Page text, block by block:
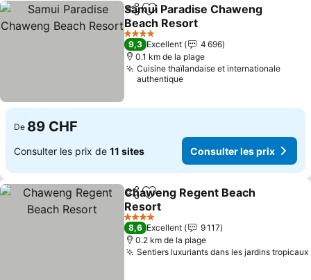
PartagerAjouter à mes favoris
Samui Paradise Chaweng
Beach Resort
Consulter les prix
4 Étoiles
9,3 Excellent
4 696
0.1 km de la plage
Cuisine thaïlandaise et internationale
authentique
De 89 CHF
Consulter les prix de 11 sites Consulter les prix
PartagerAjouter à mes favoris
Chaweng Regent Beach
Resort
Consulter les prix
4 Étoiles
8,6 Excellent
9 117
0.2 km de la plage
Sentiers luxuriants dans les jardins tropicaux